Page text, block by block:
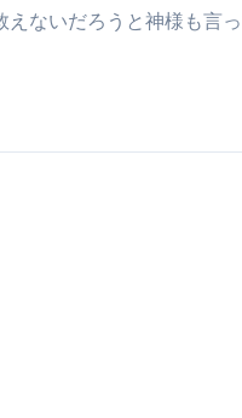
成まで。ムームードメイ
全攻略”｜シンサレート
付き・筋力アシスト・ツ
超新春セール＆セット割
正しく知ることが、最
飲むミスト（IN MIST）
ないだろうと神様も言